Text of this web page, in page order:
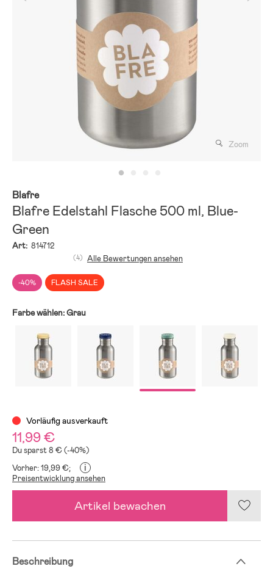
Zoom
Blafre
Blafre Edelstahl Flasche 500 ml, Blue-
Green
Art: 814712
-40% FLASH SALE
(4) Alle Bewertungen ansehen
Farbe wählen:Grau
Vorläufig ausverkauft
11,99 €
Du sparst 8 € (-40%)
Vorher: 19,99 €;
i
Preisentwicklung ansehen
Artikel bewachen
Beschreibung